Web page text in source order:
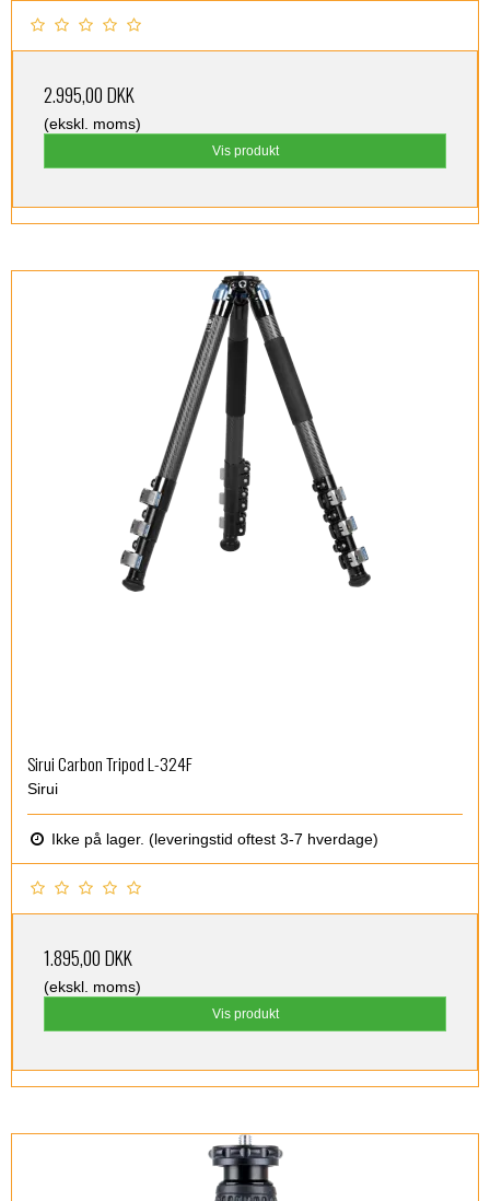
2.995,00 DKK
(ekskl. moms)
Vis produkt
Sirui Carbon Tripod L-324F
Sirui
Ikke på lager. (leveringstid oftest 3-7 hverdage)
1.895,00 DKK
(ekskl. moms)
Vis produkt